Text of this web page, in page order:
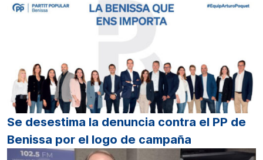
Se desestima la denuncia contra el PP de
Benissa por el logo de campaña